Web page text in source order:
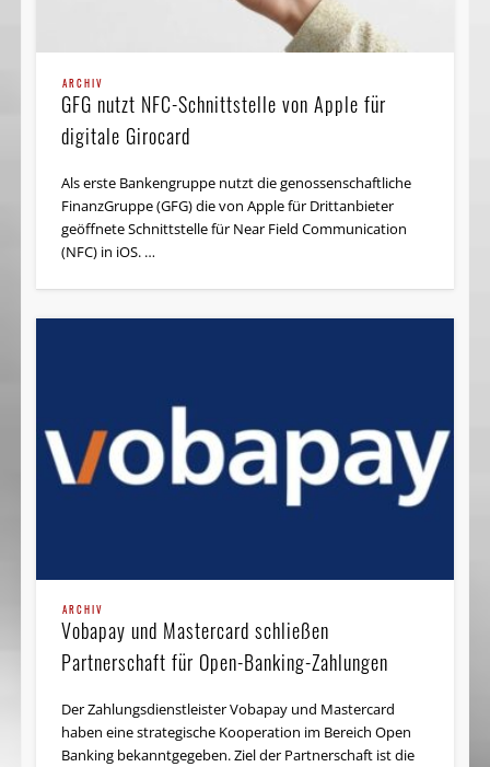
ARCHIV
GFG nutzt NFC-Schnittstelle von Apple für
digitale Girocard
Als erste Bankengruppe nutzt die genossenschaftliche
FinanzGruppe (GFG) die von Apple für Drittanbieter
geöffnete Schnittstelle für Near Field Communication
(NFC) in iOS. …
ARCHIV
Vobapay und Mastercard schließen
Partnerschaft für Open-Banking-Zahlungen
Der Zahlungsdienstleister Vobapay und Mastercard
haben eine strategische Kooperation im Bereich Open
Banking bekanntgegeben. Ziel der Partnerschaft ist die